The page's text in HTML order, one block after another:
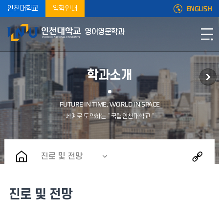
인천대학교 입학안내 ENGLISH
영어영문학과
학과소개
진로 및 전망
진로 및 전망